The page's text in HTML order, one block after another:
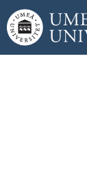
Hoppa direkt